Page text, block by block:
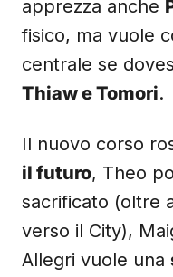
apprezza anche
fisico, ma vuole
centrale se
Thiaw e Tomori.
Il nuovo corso
il futuro, Theo
sacrificato (oltre
verso il City),
Allegri vuole una